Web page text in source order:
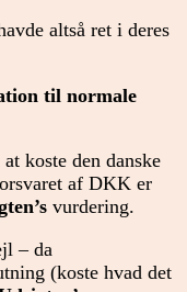
altså ret i deres
til normale
koste den danske
af DKK er
vurdering.
– da
(koste hvad det